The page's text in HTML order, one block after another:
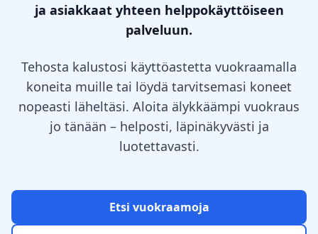
ja asiakkaat yhteen helppokäyttöiseen
palveluun.
Tehosta kalustosi käyttöastetta vuokraamalla
koneita muille tai löydä tarvitsemasi koneet
nopeasti läheltäsi. Aloita älykkäämpi vuokraus
jo tänään – helposti, läpinäkyvästi ja
luotettavasti.
Etsi vuokraamoja